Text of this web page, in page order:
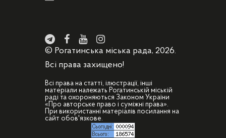
© Рогатинська міська рада, 2026.
Всі права захищено!
Всі права на статті, ілюстрації, інші
матеріали належать Рогатинській міській
раді та охороняються Законом України
«Про авторське право і суміжні права».
При використанні матеріалів посилання на
сайт обов'язкове.